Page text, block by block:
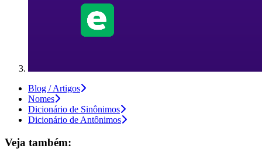
Blog / Artigos
Nomes
Dicionário de Sinônimos
Dicionário de Antônimos
Veja também: